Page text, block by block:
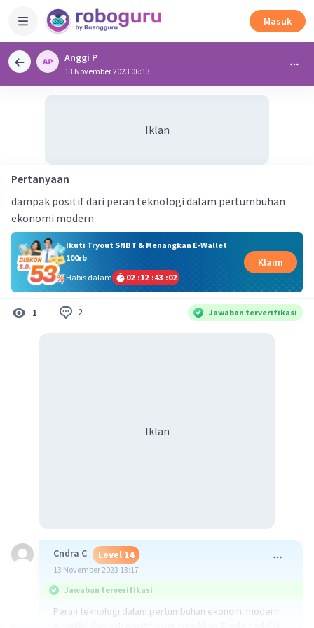
Masuk
Anggi P
13 November 2023 06:13
Iklan
Pertanyaan
dampak positif dari peran teknologi dalam pertumbuhan
ekonomi modern
Ikuti Tryout SNBT & Menangkan E-Wallet
100rb
Habis dalam
02 :12 :43 :02
Klaim
1 2 Jawaban terverifikasi
Iklan
Cndra C Level 14
13 November 2023 13:17
Jawaban terverifikasi
Peran teknologi dalam pertumbuhan ekonomi modern